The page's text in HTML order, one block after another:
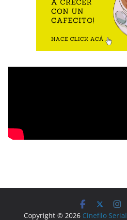
Copyright © 2026 Cinefilo Serial